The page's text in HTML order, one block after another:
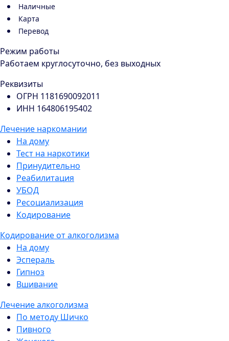
Наличные
Карта
Перевод
Режим работы
Работаем круглосуточно, без выходных
Реквизиты
ОГРН 1181690092011
ИНН 164806195402
Лечение наркомании
На дому
Тест на наркотики
Принудительно
Реабилитация
УБОД
Ресоциализация
Кодирование
Кодирование от алкоголизма
На дому
Эспераль
Гипноз
Вшивание
Лечение алкоголизма
По методу Шичко
Пивного